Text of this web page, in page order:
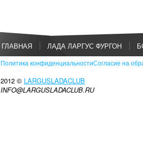
ГЛАВНАЯ ЛАДА ЛАРГУС ФУРГОН
Политика конфиденциальностиСогласие на
2012 © LARGUSLADACLUB
INFO@LARGUSLADACLUB.RU